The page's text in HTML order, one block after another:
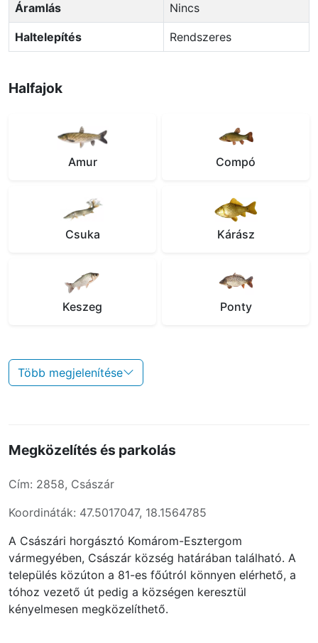
Áramlás Nincs
Haltelepítés Rendszeres
Halfajok
Amur Compó
Csuka Kárász
Keszeg Ponty
Több megjelenítése
Megközelítés és parkolás
Cím: 2858, Császár
Koordináták: 47.5017047, 18.1564785
A Császári horgásztó Komárom-Esztergom
vármegyében, Császár község határában található. A
település közúton a 81-es főútról könnyen elérhető, a
tóhoz vezető út pedig a községen keresztül
kényelmesen megközelíthető.